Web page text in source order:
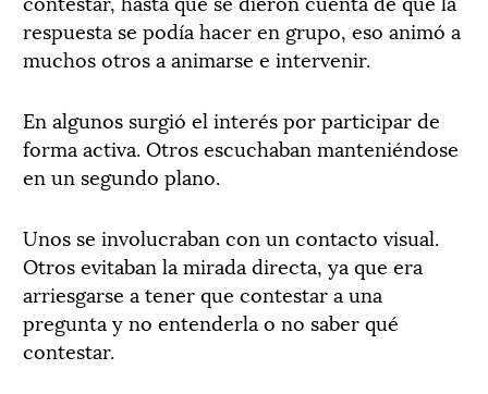
respuesta se podía hacer en grupo, eso animó a
muchos otros a animarse e intervenir.
En algunos surgió el interés por participar de
forma activa. Otros escuchaban manteniéndose
en un segundo plano.
Unos se involucraban con un contacto visual.
Otros evitaban la mirada directa, ya que era
arriesgarse a tener que contestar a una
pregunta y no entenderla o no saber qué
contestar.